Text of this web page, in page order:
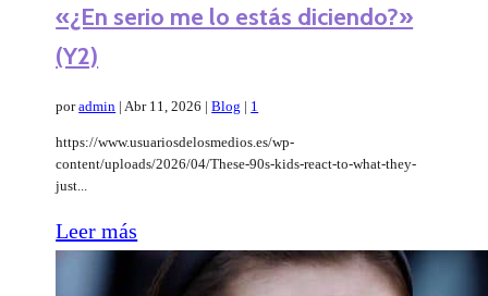
«¿En serio me lo estás diciendo?»
(Y2)
poradmin |Abr 11, 2026 |Blog | 1
https://www.usuariosdelosmedios.es/wp-
content/uploads/2026/04/These-90s-kids-react-to-what-they-
just...
Leer más